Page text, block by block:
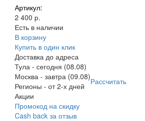
Артикул:
2 400 р.
Есть в наличии
В корзину
Купить в один клик
Доставка до адреса
Тула - сегодня (08.08)
Москва - завтра (09.08)Рассчитать
Регионы - от 2-х дней
Акции
Промокод на скидку
Cash back за отзыв